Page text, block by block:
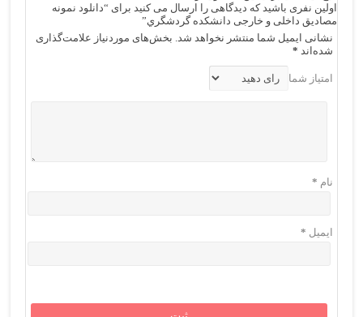
اولین نفری باشید که دیدگاهی را ارسال می کنید برای “دانلود نمونه
مصادیق داخلی و خارجی دانشكده گردشگري”
نشانی ایمیل شما منتشر نخواهد شد. بخش‌های موردنیاز علامت‌گذاری
شده‌اند *
امتیاز شما
نام *
ایمیل *